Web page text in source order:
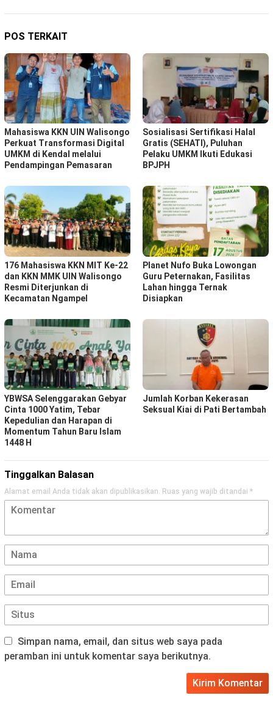
POS TERKAIT
Mahasiswa KKN UIN Walisongo
Perkuat Transformasi Digital
UMKM di Kendal melalui
Pendampingan Pemasaran
Sosialisasi Sertifikasi Halal
Gratis (SEHATI), Puluhan
Pelaku UMKM Ikuti Edukasi
BPJPH
176 Mahasiswa KKN MIT Ke-22
dan KKN MMK UIN Walisongo
Resmi Diterjunkan di
Kecamatan Ngampel
Planet Nufo Buka Lowongan
Guru Peternakan, Fasilitas
Lahan hingga Ternak
Disiapkan
YBWSA Selenggarakan Gebyar
Cinta 1000 Yatim, Tebar
Kepedulian dan Harapan di
Momentum Tahun Baru Islam
1448 H
Jumlah Korban Kekerasan
Seksual Kiai di Pati Bertambah
Tinggalkan Balasan
Alamat email Anda tidak akan dipublikasikan. Ruas yang wajib ditandai *
Simpan nama, email, dan situs web saya pada
peramban ini untuk komentar saya berikutnya.